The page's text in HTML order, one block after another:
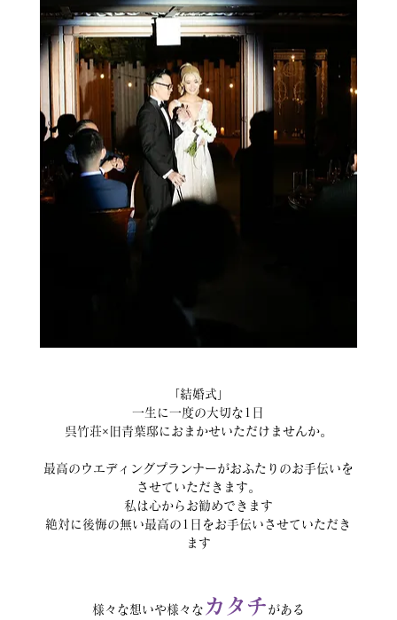
「結婚式」
一生に一度の大切な1日
呉竹荘×旧青葉邸におまかせいただけませんか。
最高のウエディングプランナーがおふたりのお手伝いを
させていただきます。
私は心からお勧めできます
絶対に後悔の無い最高の1日をお手伝いさせていただき
ます
様々な想いや様々な カタチ がある